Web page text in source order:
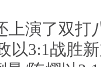
上演了双打
以3:1战胜